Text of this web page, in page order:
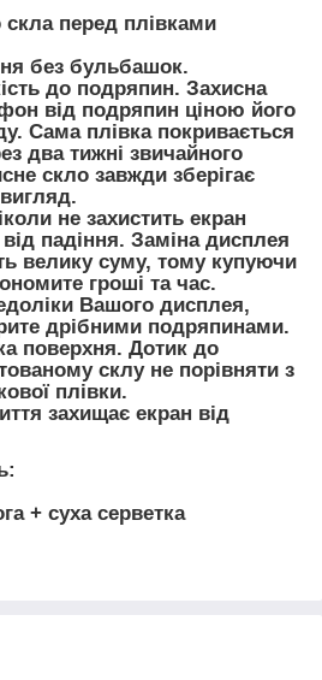
скла перед плівками
без бульбашок.
до подряпин. Захисна
від подряпин ціною його
Сама плівка покривається
два тижні звичайного
скло завжди зберігає
не захистить екран
падіння. Заміна дисплея
велику суму, тому купуючи
гроші та час.
Вашого дисплея,
дрібними подряпинами.
поверхня. Дотик до
склу не порівняти з
плівки.
захищає екран від
+ суха серветка